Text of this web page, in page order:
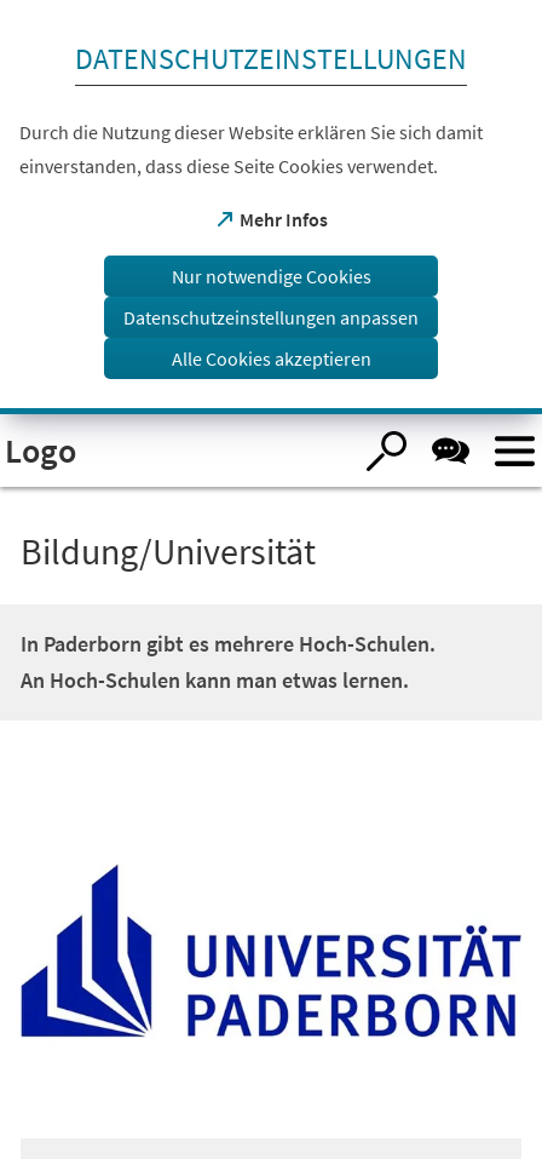
DATENSCHUTZEINSTELLUNGEN
Durch die Nutzung dieser Website erklären Sie sich damit
einverstanden, dass diese Seite Cookies verwendet.
Mehr Infos
(Öffnet
einem
Tab)
Nur notwendige Cookies
Datenschutzeinstellungen anpassen
Alle Cookies akzeptieren
Logo
Bildung/Universität
In Paderborn gibt es mehrere Hoch-Schulen.
An Hoch-Schulen kann man etwas lernen.